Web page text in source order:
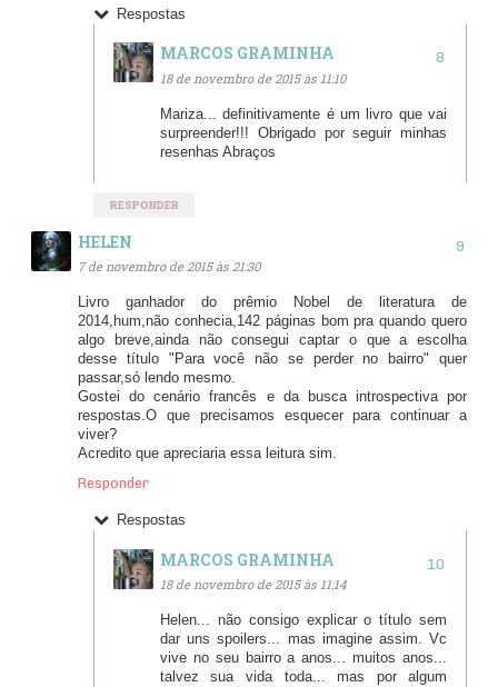
Respostas
MARCOS GRAMINHA
18 de novembro de 2015 às 11:10
Mariza... definitivamente é um livro que vai
surpreender!!! Obrigado por seguir minhas
resenhas Abraços
RESPONDER
HELEN
7 de novembro de 2015 às 21:30
Livro ganhador do prêmio Nobel de literatura de
2014,hum,não conhecia,142 páginas bom pra quando quero
algo breve,ainda não consegui captar o que a escolha
desse título "Para você não se perder no bairro" quer
passar,só lendo mesmo.
Gostei do cenário francês e da busca introspectiva por
respostas.O que precisamos esquecer para continuar a
viver?
Acredito que apreciaria essa leitura sim.
Responder
Respostas
MARCOS GRAMINHA
18 de novembro de 2015 às 11:14
Helen... não consigo explicar o título sem
dar uns spoilers... mas imagine assim. Vc
vive no seu bairro a anos... muitos anos...
talvez sua vida toda... mas por algum